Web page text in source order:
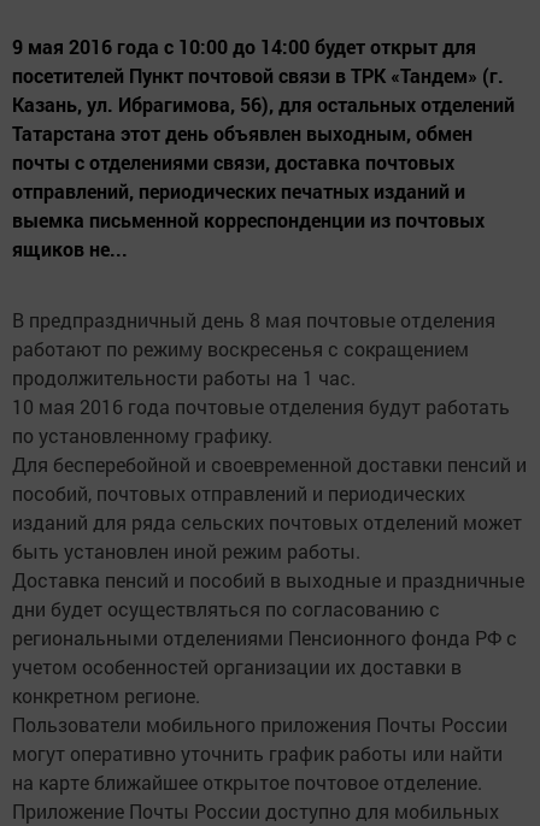
9 мая 2016 года с 10:00 до 14:00 будет открыт для
посетителей Пункт почтовой связи в ТРК «Тандем» (г.
Казань, ул. Ибрагимова, 56), для остальных отделений
Татарстана этот день объявлен выходным, обмен
почты с отделениями связи, доставка почтовых
отправлений, периодических печатных изданий и
выемка письменной корреспонденции из почтовых
ящиков не...
В предпраздничный день 8 мая почтовые отделения
работают по режиму воскресенья с сокращением
продолжительности работы на 1 час.
10 мая 2016 года почтовые отделения будут работать
по установленному графику.
Для бесперебойной и своевременной доставки пенсий и
пособий, почтовых отправлений и периодических
изданий для ряда сельских почтовых отделений может
быть установлен иной режим работы.
Доставка пенсий и пособий в выходные и праздничные
дни будет осуществляться по согласованию с
региональными отделениями Пенсионного фонда РФ с
учетом особенностей организации их доставки в
конкретном регионе.
Пользователи мобильного приложения Почты России
могут оперативно уточнить график работы или найти
на карте ближайшее открытое почтовое отделение.
Приложение Почты России доступно для мобильных